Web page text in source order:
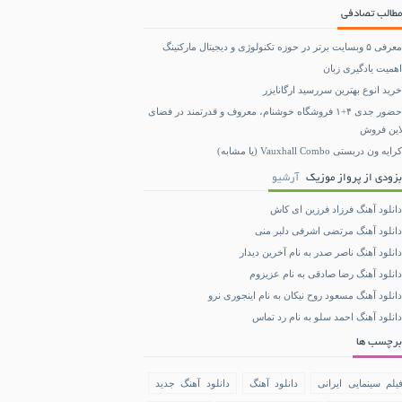
مطالب تصادفی
معرفی ۵ وبسایت برتر در حوزه تکنولوژی و دیجیتال مارکتینگ
اهمیت یادگیری زبان
خرید انوع بهترین سررسید ارگانایزر
حضور جدی ۴+۱ فروشگاه خوشنام، معروف و قدرتمند در فضای
فروش
کرایه ون دربستی Vauxhall Combo (یا مشابه)
بزودی از پرواز موزیک آرشیو
دانلود آهنگ فرزاد فرزین ای کاش
دانلود آهنگ مرتضی اشرفی دلبر منی
دانلود آهنگ ناصر صدر به نام آخرین دیدار
دانلود آهنگ رضا صادقی به نام عزیزوم
دانلود آهنگ مسعود روح نیکان به نام اینجوری نرو
دانلود آهنگ احمد سلو به نام رد تماس
برچسب ها
سینمایی ایرانی دانلود آهنگ دانلود آهنگ جدید